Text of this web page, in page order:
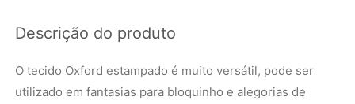
Descrição do produto
O tecido Oxford estampado é muito versátil, pode ser
utilizado em fantasias para bloquinho e alegorias de